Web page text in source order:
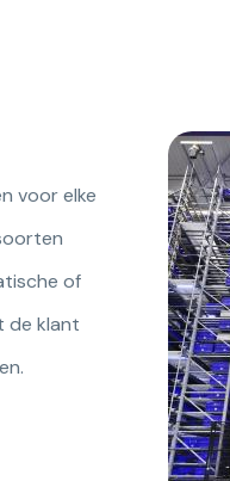
voor elke
of
de klant